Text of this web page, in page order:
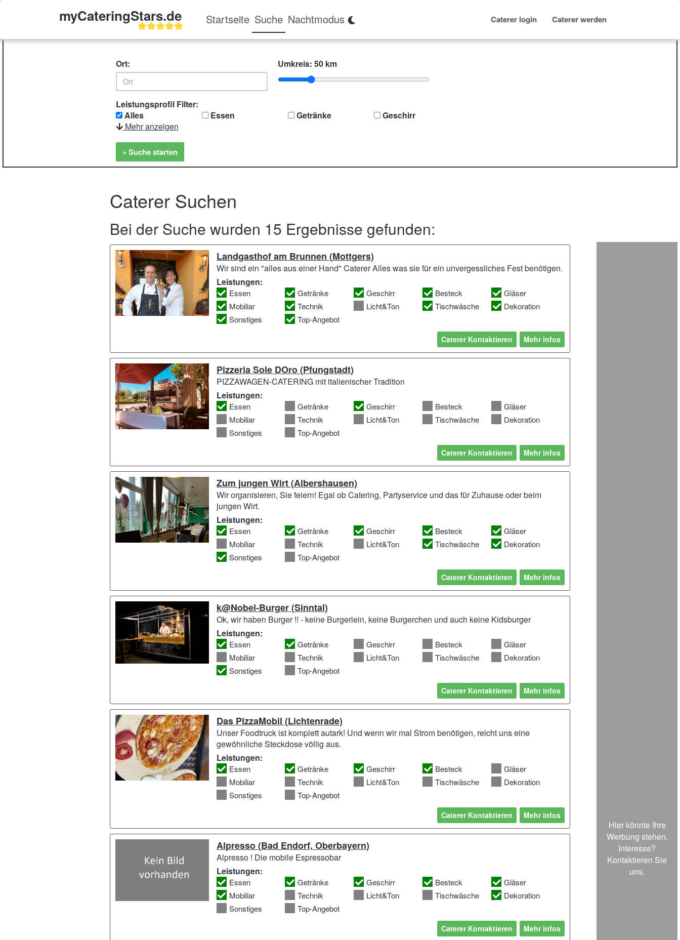
myCateringStars.de Startseite(current)
Suche Nachtmodus Caterer login Caterer werden
Ort: Umkreis: 50 km
Leistungsprofil Filter:
Alles
Essen Getränke
Geschirr
Mehr anzeigen
» Suche starten
Caterer Suchen
Bei der Suche wurden 15 Ergebnisse gefunden:
Hier könnte Ihre
Werbung stehen.
Interesse?
Kontaktieren Sie
uns.
Landgasthof am Brunnen (Mottgers)
Mehr infos
Caterer Kontaktieren
Wir sind ein "alles aus einer Hand" Caterer Alles was sie für ein unvergessliches Fest benötigen.
Leistungen:
Essen Getränke Geschirr Besteck
Gläser
Mobiliar
Technik Licht&Ton Tischwäsche
Dekoration
Sonstiges
Top-Angebot
Pizzeria Sole DOro (Pfungstadt)
Mehr infos
Caterer Kontaktieren
PIZZAWAGEN-CATERING mit italienischer Tradition
Leistungen:
Essen Getränke Geschirr Besteck
Gläser
Mobiliar
Technik Licht&Ton Tischwäsche
Dekoration
Sonstiges
Top-Angebot
Zum jungen Wirt (Albershausen)
Mehr infos
Caterer Kontaktieren
Wir organisieren, Sie feiern! Egal ob Catering, Partyservice und das für Zuhause oder beim
jungen Wirt.
Leistungen:
Essen Getränke Geschirr Besteck
Gläser
Mobiliar
Technik Licht&Ton Tischwäsche
Dekoration
Sonstiges
Top-Angebot
k@Nobel-Burger (Sinntal)
Mehr infos
Caterer Kontaktieren
Ok, wir haben Burger !! - keine Burgerlein, keine Burgerchen und auch keine Kidsburger
Leistungen:
Essen Getränke Geschirr Besteck
Gläser
Mobiliar
Technik Licht&Ton Tischwäsche
Dekoration
Sonstiges
Top-Angebot
Das PizzaMobil (Lichtenrade)
Mehr infos
Caterer Kontaktieren
Unser Foodtruck ist komplett autark! Und wenn wir mal Strom benötigen, reicht uns eine
gewöhnliche Steckdose völlig aus.
Leistungen:
Essen Getränke Geschirr Besteck
Gläser
Mobiliar
Technik Licht&Ton Tischwäsche
Dekoration
Sonstiges
Top-Angebot
Alpresso (Bad Endorf, Oberbayern)
Mehr infos
Caterer Kontaktieren
Alpresso ! Die mobile Espressobar
Leistungen:
Essen Getränke Geschirr Besteck
Gläser
Mobiliar
Technik Licht&Ton Tischwäsche
Dekoration
Sonstiges
Top-Angebot